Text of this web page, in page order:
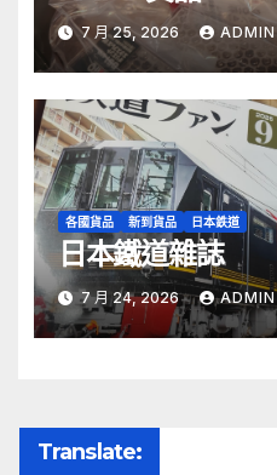
7 月 25, 2026 ADMIN
各國貨品 新到貨品 日本鉄道
日本鐵道雜誌
7 月 24, 2026 ADMIN
Translate: